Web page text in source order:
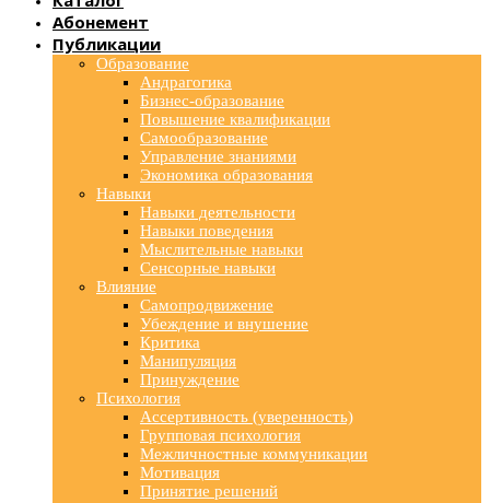
Абонемент
Публикации
Образование
Андрагогика
Бизнес-образование
Повышение квалификации
Самообразование
Управление знаниями
Экономика образования
Навыки
Навыки деятельности
Навыки поведения
Мыслительные навыки
Сенсорные навыки
Влияние
Самопродвижение
Убеждение и внушение
Критика
Манипуляция
Принуждение
Психология
Ассертивность (уверенность)
Групповая психология
Межличностные коммуникации
Мотивация
Принятие решений